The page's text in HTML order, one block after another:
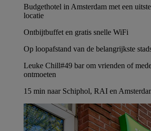
Budgethotel in Amsterdam met een
locatie
Ontbijtbuffet en gratis snelle WiFi
Op loopafstand van de belangrijkste
Leuke Chill#49 bar om vrienden of
ontmoeten
15 min naar Schiphol, RAI en